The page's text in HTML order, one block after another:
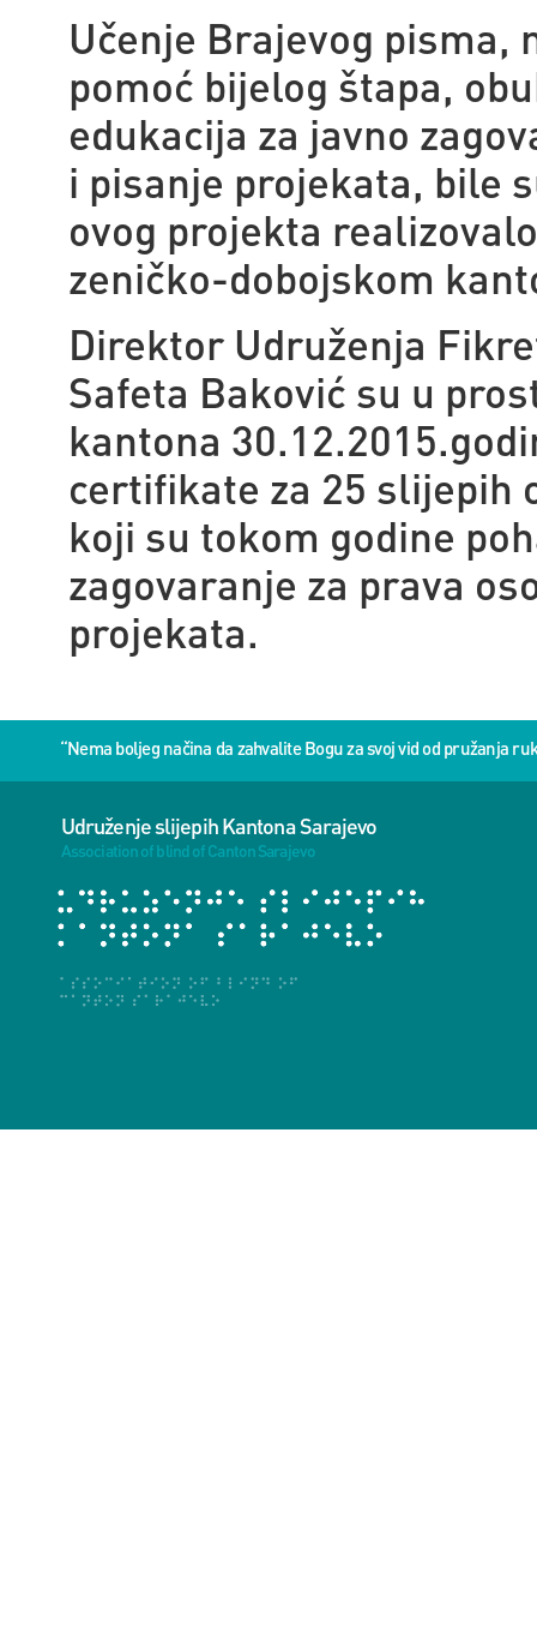
Učenje Brajevog
pomoć bijelog štapa,
edukacija za javno
i pisanje projekata, bile
ovog projekta
zeničko-dobojskom
Direktor Udruženja
Safeta Baković su u
kantona
certifikate za 25 slijepih
koji su tokom godine
zagovaranje za prava
projekata.
“Nema boljeg načina da zahvalite Bogu za svoj vid od pružanja
Udruženje slijepih Kantona Sarajevo
Association of blind of Canton Sarajevo